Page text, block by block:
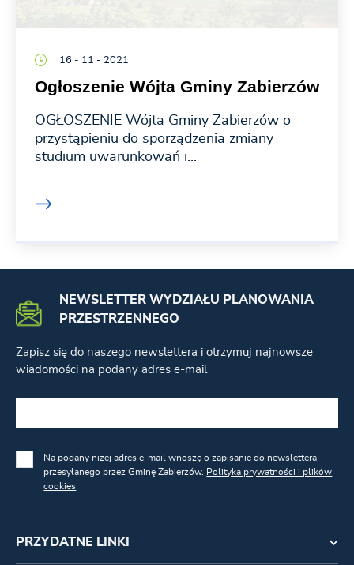
16 - 11 - 2021
Ogłoszenie Wójta Gminy Zabierzów
OGŁOSZENIE Wójta Gminy Zabierzów o
przystąpieniu do sporządzenia zmiany
studium uwarunkowań i...
PRZYDATNE LINKI
NEWSLETTER WYDZIAŁU PLANOWANIA
PRZESTRZENNEGO
Zapisz się do naszego newslettera i otrzymuj najnowsze
wiadomości na podany adres e-mail
Na podany niżej adres e-mail wnoszę o zapisanie do newslettera
przesyłanego przez Gminę Zabierzów. Polityka prywatności i plików
cookies